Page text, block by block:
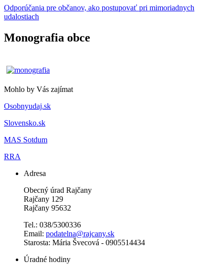
Odporúčania pre občanov, ako postupovať pri mimoriadnych
udalostiach
Monografia obce
Mohlo by Vás zajímat
Osobnyudaj.sk
Slovensko.sk
MAS Sotdum
RRA
Adresa
Obecný úrad Rajčany
Rajčany 129
Rajčany 95632
Tel.: 038/5300336
Email: podatelna@rajcany.sk
Starosta: Mária Švecová - 0905514434
Úradné hodiny